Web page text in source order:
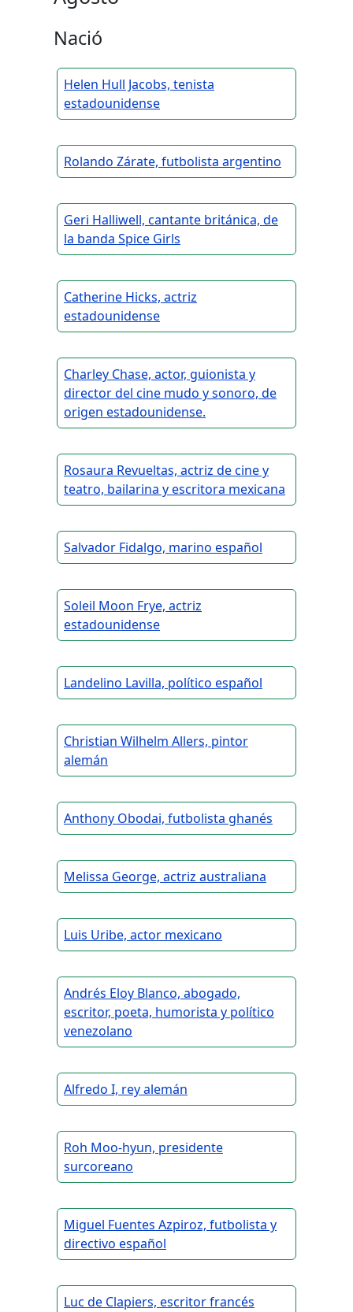
Nació
Helen Hull Jacobs, tenista
estadounidense
Rolando Zárate, futbolista argentino
Geri Halliwell, cantante británica, de
la banda Spice Girls
Catherine Hicks, actriz
estadounidense
Charley Chase, actor, guionista y
director del cine mudo y sonoro, de
origen estadounidense.
Rosaura Revueltas, actriz de cine y
teatro, bailarina y escritora mexicana
Salvador Fidalgo, marino español
Soleil Moon Frye, actriz
estadounidense
Landelino Lavilla, político español
Christian Wilhelm Allers, pintor
alemán
Anthony Obodai, futbolista ghanés
Melissa George, actriz australiana
Luis Uribe, actor mexicano
Andrés Eloy Blanco, abogado,
escritor, poeta, humorista y político
venezolano
Alfredo I, rey alemán
Roh Moo-hyun, presidente
surcoreano
Miguel Fuentes Azpiroz, futbolista y
directivo español
Luc de Clapiers, escritor francés